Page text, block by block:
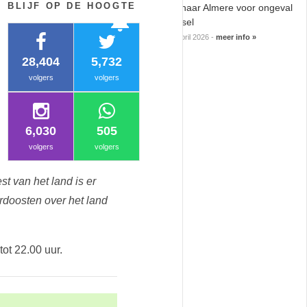
notifications
notifications
Politie naar Almere voor ongeval
met letsel
08 april 2026 - meer info »
BLIJF OP DE HOOGTE
28,404
volgers
5,732
volgers
6,030
volgers
505
volgers
van het land is er
over het land
22.00 uur.